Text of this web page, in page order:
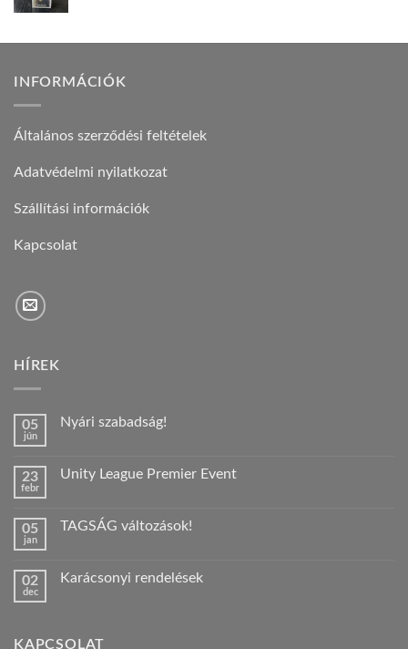
INFORMÁCIÓK
Általános szerződési feltételek
Adatvédelmi nyilatkozat
Szállítási információk
Kapcsolat
HÍREK
05
jún
Nyári szabadság!
Nyári
23
febr
Unity League Premier Event
Unity
bejegyzéshez
05
jan
TAGSÁG változások!
TAGSÁG
02
dec
Karácsonyi rendelések
rendelések
KAPCSOLAT